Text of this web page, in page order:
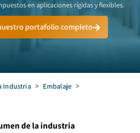
en aplicaciones rígidas y flexibles.
portafolio completo
Industria > Embalaje >
de la industria